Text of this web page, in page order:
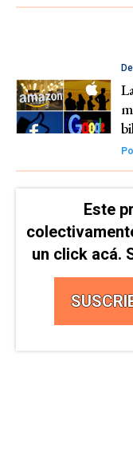
Este
un click acá.